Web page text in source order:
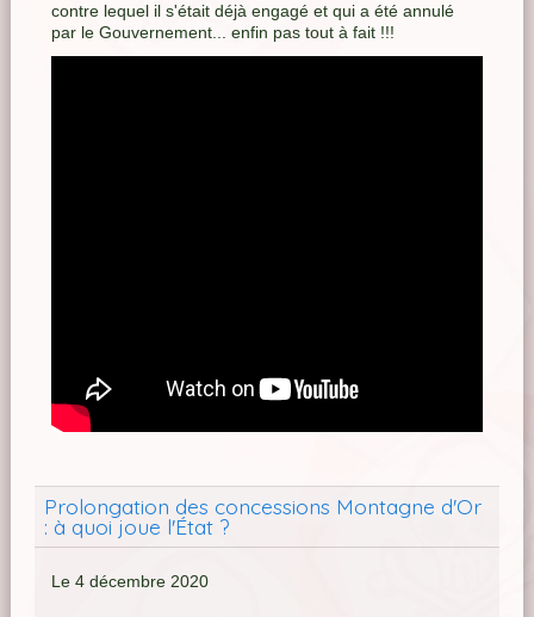
contre lequel il s'était déjà engagé et qui a été annulé
par le Gouvernement... enfin pas tout à fait !!!
Prolongation des concessions Montagne d'Or
: à quoi joue l'État ?
Le 4 décembre 2020